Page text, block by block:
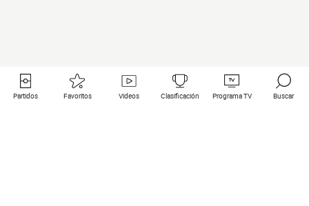
Partidos Favoritos Videos Clasificación Programa TV Buscar